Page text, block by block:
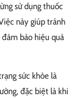
sử dụng thuốc
này giúp tránh
bảo hiệu quả
sức khỏe là
đặc biệt là khi